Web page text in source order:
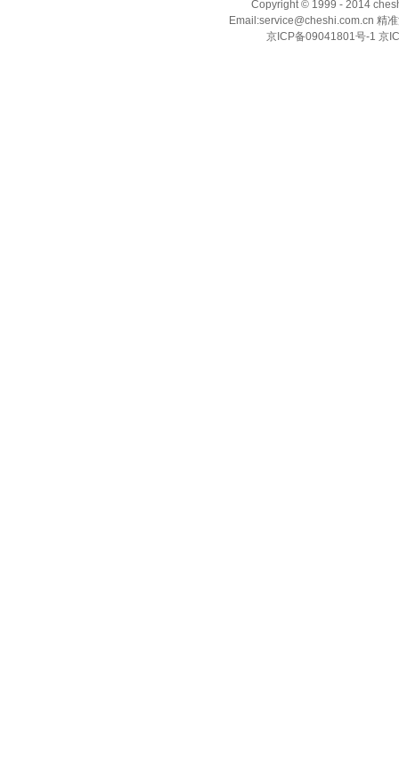
Copyright © 1999 - 2014
Email:service@cheshi.com.cn 精
京ICP备09041801号-1 京